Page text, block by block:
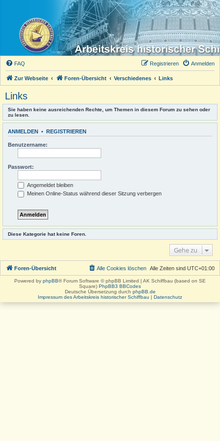
FAQ Anmelden
Registrieren
Zur Webseite Foren-Übersicht Verschiedenes Links
Links
Sie haben keine ausreichenden Rechte, um Themen in diesem Forum zu sehen oder
zu lesen.
ANMELDEN • REGISTRIEREN
Benutzername:
Passwort:
Angemeldet bleiben
Meinen Online-Status während dieser Sitzung verbergen
Diese Kategorie hat keine Foren.
Gehe zu
Foren-Übersicht Alle Zeiten sind UTC+01:00
Alle Cookies löschen
Powered by phpBB® Forum Software © phpBB Limited | AK Schiffbau (based on SE
Square) PhpBB3 BBCodes
Deutsche Übersetzung durch phpBB.de
Impressum des Arbeitskreis historischer Schiffbau | Datenschutz